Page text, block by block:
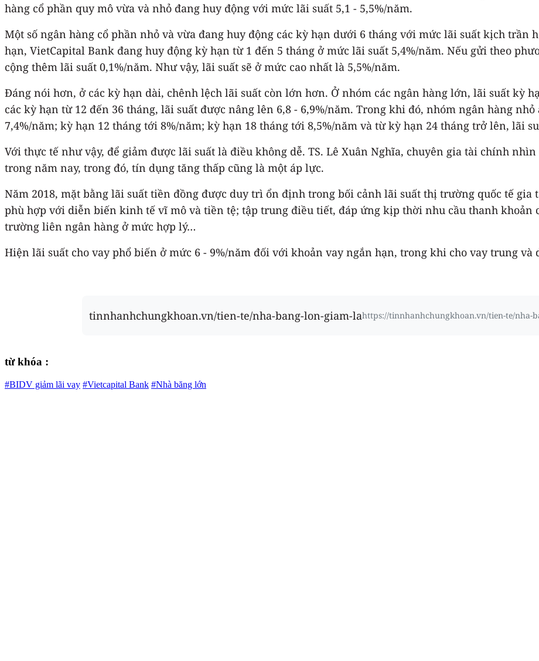
hàng cổ phần quy mô vừa và nhỏ đang huy động với mức lãi suất 5,1 - 5,5%/năm.
Một số ngân hàng cổ phần nhỏ và vừa đang huy động các kỳ hạn dưới 6 tháng với mức lãi suất kịch trần
hạn, VietCapital Bank đang huy động kỳ hạn từ 1 đến 5 tháng ở mức lãi suất 5,4%/năm. Nếu gửi theo
cộng thêm lãi suất 0,1%/năm. Như vậy, lãi suất sẽ ở mức cao nhất là 5,5%/năm.
Đáng nói hơn, ở các kỳ hạn dài, chênh lệch lãi suất còn lớn hơn. Ở nhóm các ngân hàng lớn, lãi suất kỳ
các kỳ hạn từ 12 đến 36 tháng, lãi suất được nâng lên 6,8 - 6,9%/năm. Trong khi đó, nhóm ngân hàng
7,4%/năm; kỳ hạn 12 tháng tới 8%/năm; kỳ hạn 18 tháng tới 8,5%/năm và từ kỳ hạn 24 tháng trở lên, lãi
Với thực tế như vậy, để giảm được lãi suất là điều không dễ. TS. Lê Xuân Nghĩa, chuyên gia tài chính
trong năm nay, trong đó, tín dụng tăng thấp cũng là một áp lực.
Năm 2018, mặt bằng lãi suất tiền đồng được duy trì ổn định trong bối cảnh lãi suất thị trường quốc tế gia
phù hợp với diễn biến kinh tế vĩ mô và tiền tệ; tập trung điều tiết, đáp ứng kịp thời nhu cầu thanh khoản
trường liên ngân hàng ở mức hợp lý…
Hiện lãi suất cho vay phổ biến ở mức 6 - 9%/năm đối với khoản vay ngắn hạn, trong khi cho vay trung và
tinnhanhchungkhoan.vn/tien-te/nha-bang-lon-giam-lahttps://tinnhanhchungkhoan.vn/tien-te/nha-
từ khóa :
#BIDV giảm lãi vay #Vietcapital Bank #Nhà băng lớn